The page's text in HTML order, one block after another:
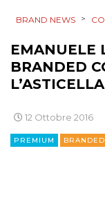
STRATEGIE
CINEMA
BRAND NEWS >
EMANUELE
BRANDED
12 Ottobre 2016
PREMIUM